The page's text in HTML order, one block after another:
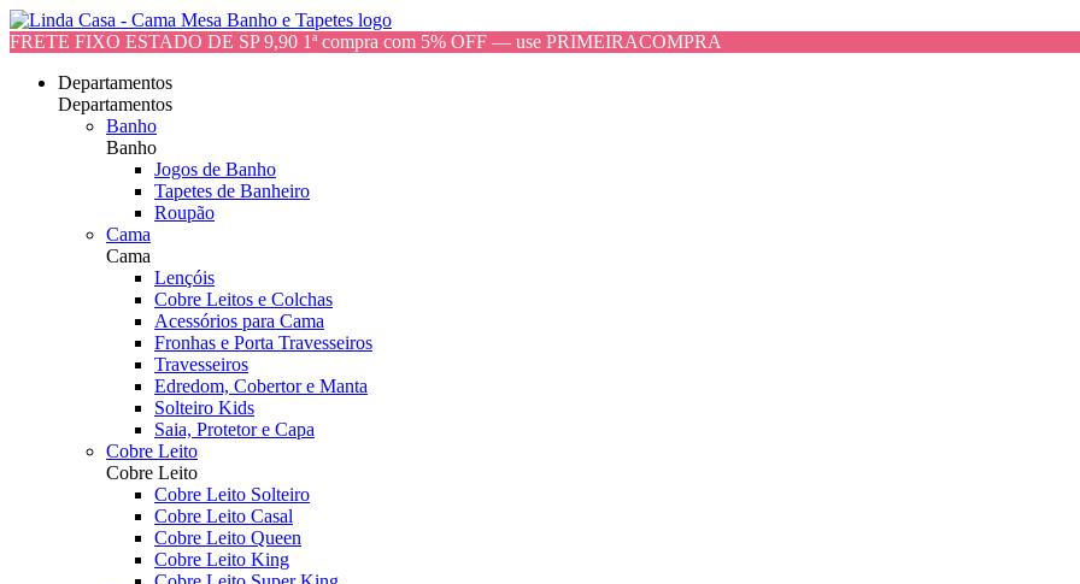
FRETE FIXO ESTADO DE SP 9,90 1ª compra com 5% OFF — use PRIMEIRACOMPRA
Departamentos
Departamentos
Banho
Banho
Jogos de Banho
Tapetes de Banheiro
Roupão
Cama
Cama
Lençóis
Cobre Leitos e Colchas
Acessórios para Cama
Fronhas e Porta Travesseiros
Travesseiros
Edredom, Cobertor e Manta
Solteiro Kids
Saia, Protetor e Capa
Cobre Leito
Cobre Leito
Cobre Leito Solteiro
Cobre Leito Casal
Cobre Leito Queen
Cobre Leito King